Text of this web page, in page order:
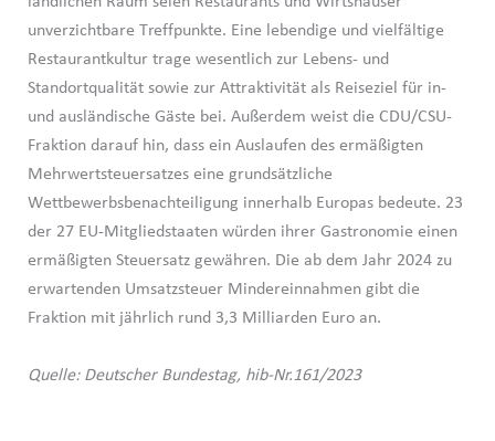
unverzichtbare Treffpunkte. Eine lebendige und vielfältige
Restaurantkultur trage wesentlich zur Lebens- und
Standortqualität sowie zur Attraktivität als Reiseziel für in-
und ausländische Gäste bei. Außerdem weist die CDU/CSU-
Fraktion darauf hin, dass ein Auslaufen des ermäßigten
Mehrwertsteuersatzes eine grundsätzliche
Wettbewerbsbenachteiligung innerhalb Europas bedeute. 23
der 27 EU-Mitgliedstaaten würden ihrer Gastronomie einen
ermäßigten Steuersatz gewähren. Die ab dem Jahr 2024 zu
erwartenden Umsatzsteuer Mindereinnahmen gibt die
Fraktion mit jährlich rund 3,3 Milliarden Euro an.
Quelle: Deutscher Bundestag, hib-Nr.161/2023